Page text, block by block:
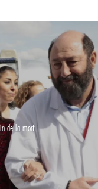
de la mort